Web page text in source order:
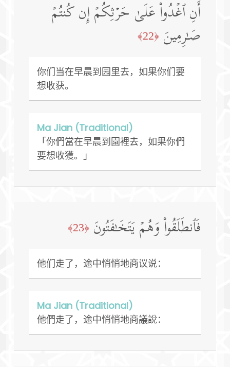
أَنِ ٱغۡدُوا۟ عَلَىٰ حَرۡثِكُمۡ إِن كُنتُمۡ
صَـٰرِمِینَ ﴿22﴾
你们当在早晨到园里去，如果你们要
想收获。
Ma Jian (Traditional)
「你們當在早晨到園裡去，如果你們
要想收獲。」
فَٱنطَلَقُوا۟ وَهُمۡ یَتَخَـٰفَتُونَ ﴿23﴾
他们走了，途中悄悄地商议说：
Ma Jian (Traditional)
他們走了，途中悄悄地商議說：